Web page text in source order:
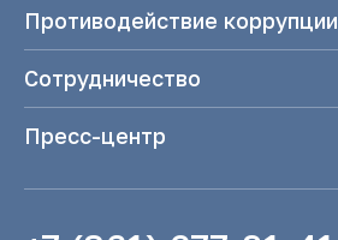
Противодействие коррупции
Сотрудничество
Пресс-центр